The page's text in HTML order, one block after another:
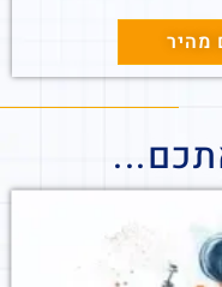
מהיר